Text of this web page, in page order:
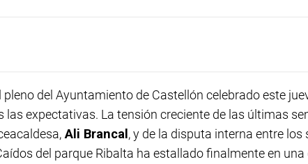
pleno del Ayuntamiento de Castellón celebrado este
las expectativas. La tensión creciente de las últimas
Ali Brancal, y de la disputa interna entre
del parque Ribalta ha estallado finalmente en